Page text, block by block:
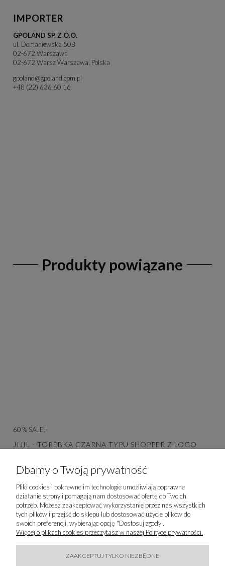
IMPORTER
GPOLAND SP. Z O.O.
ul. Domaniewska 50B
02-672 Warszawa
02-672 Warsz Warszawa, Polska
gpoland@gpoland.com.pl
+48 (22) 636 60 16
Produkty powiązane
60 % SALE!
JIJIL - TOREBKA CZARNA TYPU SHOPPER Z LOGO
DO KOSZYKA
Dbamy o Twoją prywatność
Pliki cookies i pokrewne im technologie umożliwiają poprawne
działanie strony i pomagają nam dostosować ofertę do Twoich
potrzeb. Możesz zaakceptować wykorzystanie przez nas wszystkich
tych plików i przejść do sklepu lub dostosować użycie plików do
swoich preferencji, wybierając opcję "Dostosuj zgody".
Więcej o plikach cookies przeczytasz w naszej Polityce prywatności.
ZAAKCEPTUJ TYLKO NIEZBĘDNE